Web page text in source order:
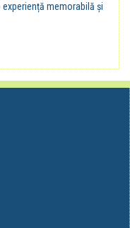
memorabilă și